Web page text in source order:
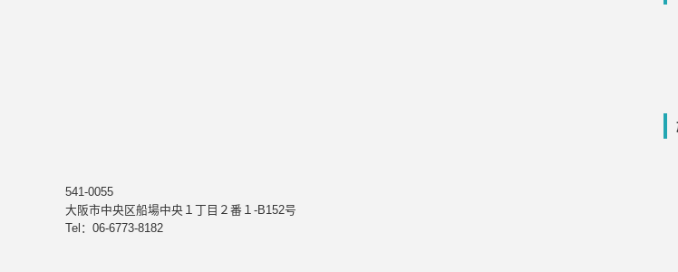
541-0055
大阪市中央区船場中央１丁目２番１-B152号
Tel：06-6773-8182